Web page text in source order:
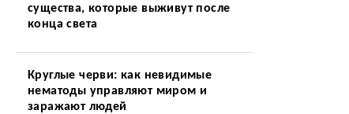
существа, которые выживут после
конца света
Круглые черви: как невидимые
нематоды управляют миром и
заражают людей